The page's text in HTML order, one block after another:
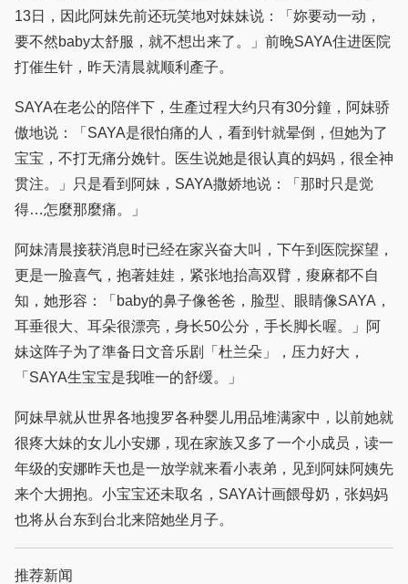
13日，因此阿妹先前还玩笑地对妹妹说：「妳要动一动，
要不然baby太舒服，就不想出来了。」前晚SAYA住进医院
打催生针，昨天清晨就顺利產子。
SAYA在老公的陪伴下，生產过程大约只有30分鐘，阿妹骄
傲地说：「SAYA是很怕痛的人，看到针就晕倒，但她为了
宝宝，不打无痛分娩针。医生说她是很认真的妈妈，很全神
贯注。」只是看到阿妹，SAYA撒娇地说：「那时只是觉
得…怎麼那麼痛。」
阿妹清晨接获消息时已经在家兴奋大叫，下午到医院探望，
更是一脸喜气，抱著娃娃，紧张地抬高双臂，痠麻都不自
知，她形容：「baby的鼻子像爸爸，脸型、眼睛像SAYA，
耳垂很大、耳朵很漂亮，身长50公分，手长脚长喔。」阿
妹这阵子为了準备日文音乐剧「杜兰朵」，压力好大，
「SAYA生宝宝是我唯一的舒缓。」
阿妹早就从世界各地搜罗各种婴儿用品堆满家中，以前她就
很疼大妹的女儿小安娜，现在家族又多了一个小成员，读一
年级的安娜昨天也是一放学就来看小表弟，见到阿妹阿姨先
来个大拥抱。小宝宝还未取名，SAYA计画餵母奶，张妈妈
也将从台东到台北来陪她坐月子。
推荐新闻